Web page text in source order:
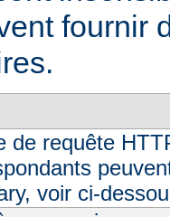
fournir
de requête
voir ci-